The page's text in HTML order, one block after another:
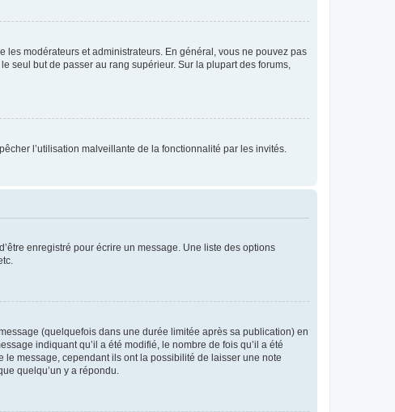
les modérateurs et administrateurs. En général, vous ne pouvez pas
seul but de passer au rang supérieur. Sur la plupart des forums,
l’utilisation malveillante de la fonctionnalité par les invités.
enregistré pour écrire un message. Une liste des options
(quelquefois dans une durée limitée après sa publication) en
indiquant qu’il a été modifié, le nombre de fois qu’il a été
message, cependant ils ont la possibilité de laisser une note
quelqu’un y a répondu.